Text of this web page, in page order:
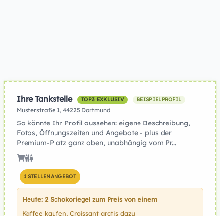
Ihre Tankstelle TOP3 EXKLUSIV BEISPIELPROFIL
Musterstraße 1, 44225 Dortmund
So könnte Ihr Profil aussehen: eigene Beschreibung,
Fotos, Öffnungszeiten und Angebote - plus der
Premium-Platz ganz oben, unabhängig vom Pr...
1 STELLENANGEBOT
Heute: 2 Schokoriegel zum Preis von einem
Kaffee kaufen, Croissant gratis dazu